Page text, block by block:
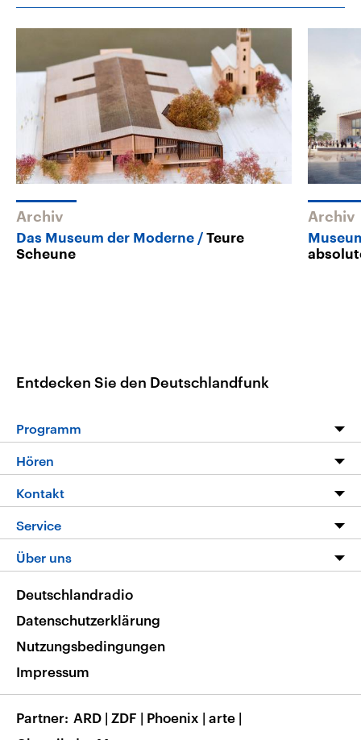
Archiv
Das Museum der Moderne
Teure
Scheune
Archiv
Entdecken Sie den Deutschlandfunk
Programm
Programm
Die Nachrichten
Nachrichtenleicht
Neue Beiträge auf dlf.de
Hören
Livestream
Podcasts
Deutschlandfunk App
Nachrichten App
Frequenzen
Kontakt
Hörerservice
Service
FAQ
Veranstaltungen
Musikliste
RSS
Über uns
Barrierefreiheit
Deutschlandradio
Datenschutzerklärung
Nutzungsbedingungen
Impressum
Partner ARD | ZDF | Phoenix | arte |